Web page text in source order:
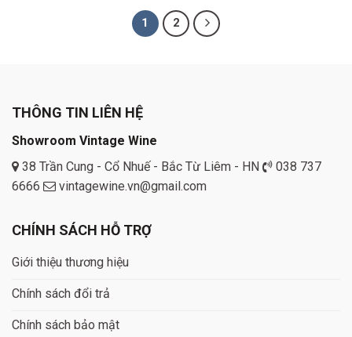
1 2
THÔNG TIN LIÊN HỆ
Showroom Vintage Wine
38 Trần Cung - Cổ Nhuế - Bắc Từ Liêm - HN
038 737
6666
vintagewine.vn@gmail.com
CHÍNH SÁCH HỖ TRỢ
Giới thiệu thương hiệu
Chính sách đổi trả
Chính sách bảo mật